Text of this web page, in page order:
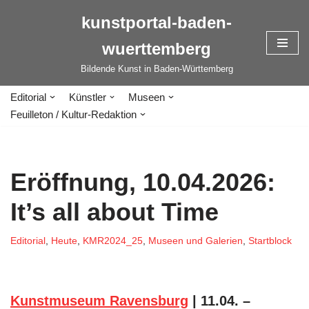
kunstportal-baden-
wuerttemberg
Bildende Kunst in Baden-Württemberg
Editorial Künstler
Museen
Feuilleton / Kultur-Redaktion
Eröffnung, 10.04.2026:
It’s all about Time
Editorial , Heute, KMR2024_25, Museen und Galerien, Startblock
Kunstmuseum Ravensburg | 11.04. –